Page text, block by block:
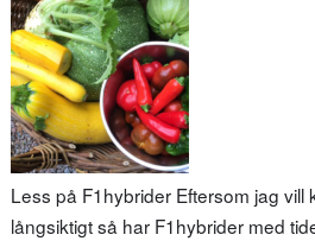
Less på F1hybrider Eftersom jag vill
långsiktigt så har F1hybrider med